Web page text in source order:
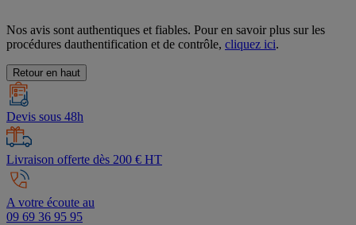
Nos avis sont authentiques et fiables. Pour en savoir plus sur les
procédures dauthentification et de contrôle, cliquez ici.
Retour en haut
Devis sous 48h
Livraison offerte dès 200 € HT
A votre écoute au
09 69 36 95 95